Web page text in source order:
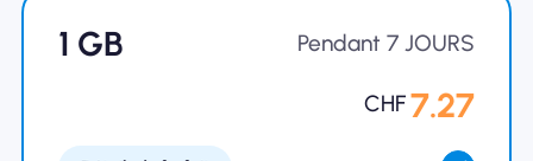
1 GB Pendant 7 JOURS
CHF 7.27